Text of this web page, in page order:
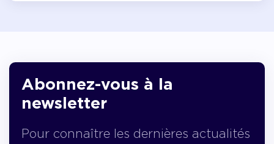
Abonnez-vous à la
newsletter
Pour connaître les dernières actualités